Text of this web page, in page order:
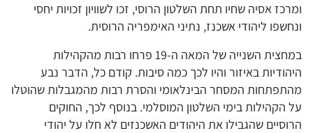
ומרכז אסיה שחיו תחת השלטון הרוסי, זכו לשוויון זכויות יחסי
ונחשפו ליהודי אשכנז, נתיני האימפריה הרוסית.
במחצית השנייה של המאה ה-19 פרחו רבות מהקהילות
היהודיות באיזור והיו לכך כמה סיבות. קודם כל, הדבר נבע
מהתפתחות המסחר הבינלאומי והסרת רבות מהמגבלות שהוטלו
על הקהילות בימי השלטון המוסלמי. בנוסף לכך, החוקים
הרוסיים שהגבילו את היהודים האשכנזים לא חלו על יהודי